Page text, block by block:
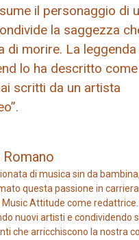
il personaggio di
la saggezza
di morire. La
lo ha descritto come
scritti da un artista
Romano
di musica sin da
questa passione in carriera
Attitude come
nuovi artisti e condividendo
che arricchiscono la nostra